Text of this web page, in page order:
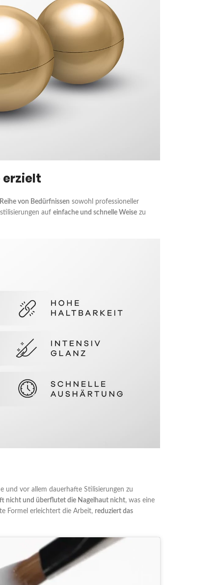
erzielt
von Bedürfnissen sowohl professioneller
auf einfache und schnelle Weisezu
und vor allem dauerhafte Stilisierungen zu
nicht und überflutet die Nagelhaut nicht, was eine
Formel erleichtert die Arbeit, reduziert das